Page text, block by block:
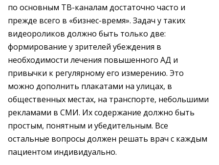
по основным ТВ-каналам достаточно часто и
прежде всего в «бизнес-время». Задач у таких
видеороликов должно быть только две:
формирование у зрителей убеждения в
необходимости лечения повышенного АД и
привычки к регулярному его измерению. Это
можно дополнить плакатами на улицах, в
общественных местах, на транспорте, небольшими
рекламами в СМИ. Их содержание должно быть
простым, понятным и убедительным. Все
остальные вопросы должен решать врач с каждым
пациентом индивидуально.